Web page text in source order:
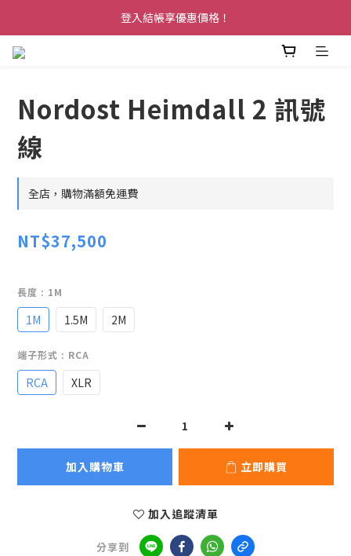
登入結帳享優惠價格！
Nordost Heimdall 2 訊號
線
全店，購物滿額免運費
NT$37,500
長度 : 1M
1M 1.5M 2M
端子形式 : RCA
RCA XLR
加入購物車 立即購買
加入追蹤清單
分享到